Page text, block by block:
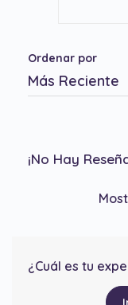
Ordenar por
¡No Hay
¿Cuál es tu